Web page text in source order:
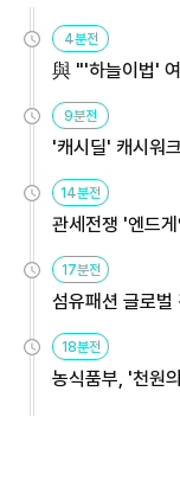
4분전
與 "'하늘이법'
9분전
'캐시딜' 캐시워
14분전
관세전쟁 '엔드
17분전
섬유패션 글로
18분전
농식품부, '천원